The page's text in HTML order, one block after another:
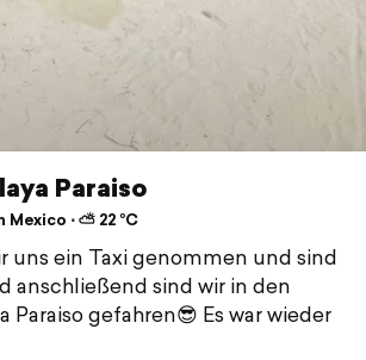
Paraiso
Mexico ⋅ ⛅ 22 °C
uns ein Taxi genommen und sind
anschließend sind wir in den
Paraiso gefahren😎 Es war wieder